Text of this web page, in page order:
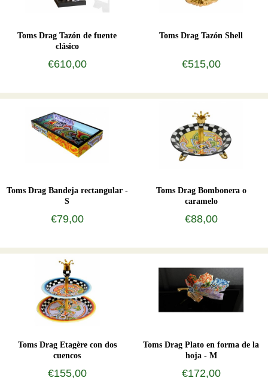
Toms Drag Tazón de fuente
clásico
€610,00
Toms Drag Tazón Shell
€515,00
Toms Drag Bandeja rectangular -
S
€79,00
Toms Drag Bombonera o
caramelo
€88,00
Toms Drag Etagère con dos
cuencos
€155,00
Toms Drag Plato en forma de la
hoja - M
€172,00